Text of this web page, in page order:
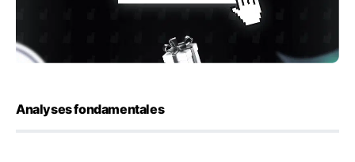
Analyses fondamentales